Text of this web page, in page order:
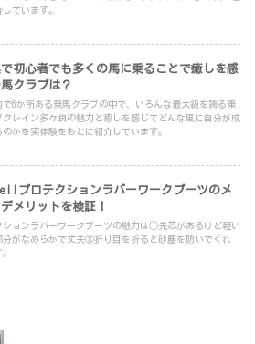
ています。
初心者でも多くの馬に乗ることで癒しを感
クラブは？
で6か所ある乗馬クラブの中で、いろんな最大級を誇る乗
クレイン多々良の魅力と癒しを感じてどんな風に自分が成
のかを実体験をもとに紹介しています。
プロテクションラバーワークブーツのメ
メリットを検証！
ションラバーワークブーツの魅力は①先芯があるけど軽い
がなめらかで丈夫③折り目を折ると砂塵を防いでくれ